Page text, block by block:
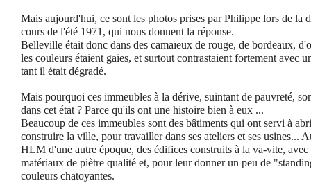
Mais aujourd'hui, ce sont les photos prises par Philippe lors de la
cours de l'été 1971, qui nous donnent la réponse.
Belleville était donc dans des camaïeux de rouge, de bordeaux,
les couleurs étaient gaies, et surtout contrastaient fortement avec
tant il était dégradé.
Mais pourquoi ces immeubles à la dérive, suintant de pauvreté,
dans cet état ? Parce qu'ils ont une histoire bien à eux ...
Beaucoup de ces immeubles sont des bâtiments qui ont servi à
construire la ville, pour travailler dans ses ateliers et ses usines...
HLM d'une autre époque, des édifices construits à la va-vite, avec
matériaux de piètre qualité et, pour leur donner un peu de
couleurs chatoyantes.